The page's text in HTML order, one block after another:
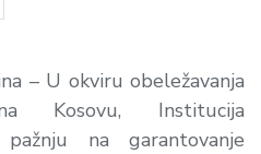
– U okviru obeležavanja
Kosovu, Institucija
na garantovanje